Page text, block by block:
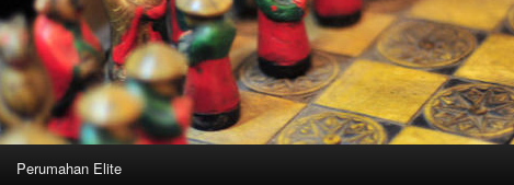
Perumahan Elite